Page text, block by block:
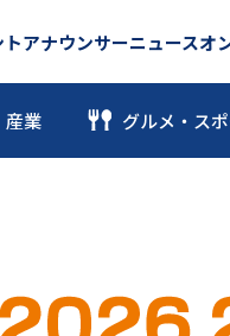
アナウンサーニュースオ
産業 グルメ・ス